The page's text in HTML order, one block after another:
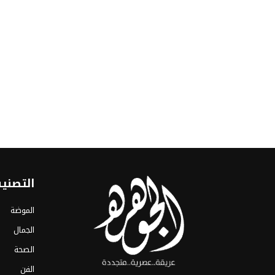
الموضة
الجمال
الصحة
الفن